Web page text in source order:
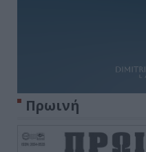
Πρωινή